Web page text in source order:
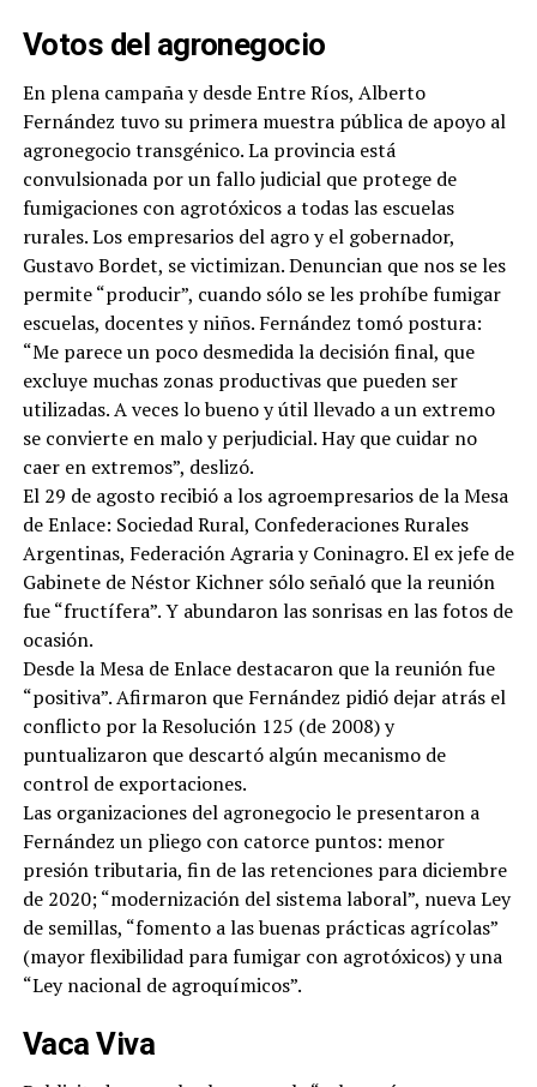
Votos del agronegocio
En plena campaña y desde Entre Ríos, Alberto
Fernández tuvo su primera muestra pública de apoyo al
agronegocio transgénico. La provincia está
convulsionada por un fallo judicial que protege de
fumigaciones con agrotóxicos a todas las escuelas
rurales. Los empresarios del agro y el gobernador,
Gustavo Bordet, se victimizan. Denuncian que nos se les
permite “producir”, cuando sólo se les prohíbe fumigar
escuelas, docentes y niños. Fernández tomó postura:
“Me parece un poco desmedida la decisión final, que
excluye muchas zonas productivas que pueden ser
utilizadas. A veces lo bueno y útil llevado a un extremo
se convierte en malo y perjudicial. Hay que cuidar no
caer en extremos”, deslizó.
El 29 de agosto recibió a los agroempresarios de la Mesa
de Enlace: Sociedad Rural, Confederaciones Rurales
Argentinas, Federación Agraria y Coninagro. El ex jefe de
Gabinete de Néstor Kichner sólo señaló que la reunión
fue “fructífera”. Y abundaron las sonrisas en las fotos de
ocasión.
Desde la Mesa de Enlace destacaron que la reunión fue
“positiva”. Afirmaron que Fernández pidió dejar atrás el
conflicto por la Resolución 125 (de 2008) y
puntualizaron que descartó algún mecanismo de
control de exportaciones.
Las organizaciones del agronegocio le presentaron a
Fernández un pliego con catorce puntos: menor
presión tributaria, fin de las retenciones para diciembre
de 2020; “modernización del sistema laboral”, nueva Ley
de semillas, “fomento a las buenas prácticas agrícolas”
(mayor flexibilidad para fumigar con agrotóxicos) y una
“Ley nacional de agroquímicos”.
Vaca Viva